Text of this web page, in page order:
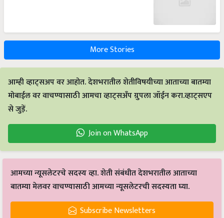
More Stories
आम्ही व्हाट्सअप वर आहोत. देशभरातील शेतीविषयीच्या आताच्या बातम्या
मोबाईल वर वाचण्यासाठी आमचा व्हाट्सअँप ग्रुपला जॉईन करा.व्हाट्सएप
से जुड़ें.
Join on WhatsApp
आमच्या न्यूसलेटरचे सदस्य व्हा. शेती संबंधीत देशभरातील आताच्या
बातम्या मेलवर वाचण्यासाठी आमच्या न्यूसलेटरची सदस्यता घ्या.
Subscribe Newsletters